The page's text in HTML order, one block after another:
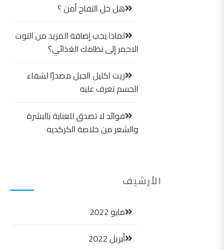
هل خل التفاح أمن ؟
لماذا يجب إضافة المزيد من التوت
الاحمر إلى نظامك الغذائي؟
زيت اكليل الجبل مصدرًا لشفاء
الجسم تعرف عليه
فوائد لا تصدق للعناية بالبشرة
والشعر من خلاصة الكركديه
الأرشيف
مايو 2022
أبريل 2022